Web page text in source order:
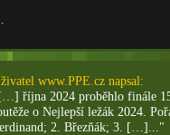
www.PPE.cz napsal:
října 2024 proběhlo finále
o Nejlepší ležák 2024.
2. Březňák; 3. […]..."